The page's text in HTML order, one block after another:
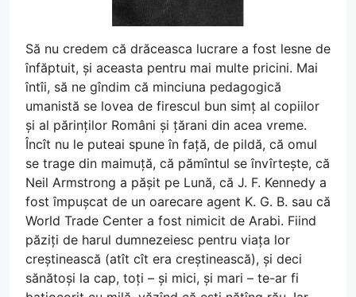
Să nu credem că drăceasca lucrare a fost lesne de
înfăptuit, și aceasta pentru mai multe pricini. Mai
întîi, să ne gîndim că minciuna pedagogică
umanistă se lovea de firescul bun simț al copiilor
și al părinților Români și țărani din acea vreme.
Încît nu le puteai spune în față, de pildă, că omul
se trage din maimuță, că pămîntul se învîrtește, că
Neil Armstrong a pășit pe Lună, că J. F. Kennedy a
fost împușcat de un oarecare agent K. G. B. sau că
World Trade Center a fost nimicit de Arabi. Fiind
păziți de harul dumnezeiesc pentru viața lor
creștinească (atît cît era creștinească), și deci
sănătoși la cap, toți – și mici, și mari – te-ar fi